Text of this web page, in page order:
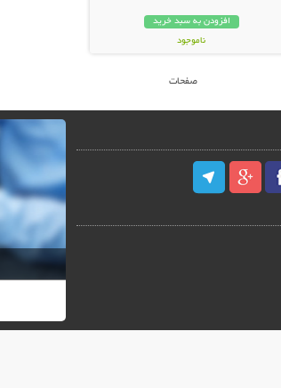
افزودن به سبد خرید
ناموجود
صفحات